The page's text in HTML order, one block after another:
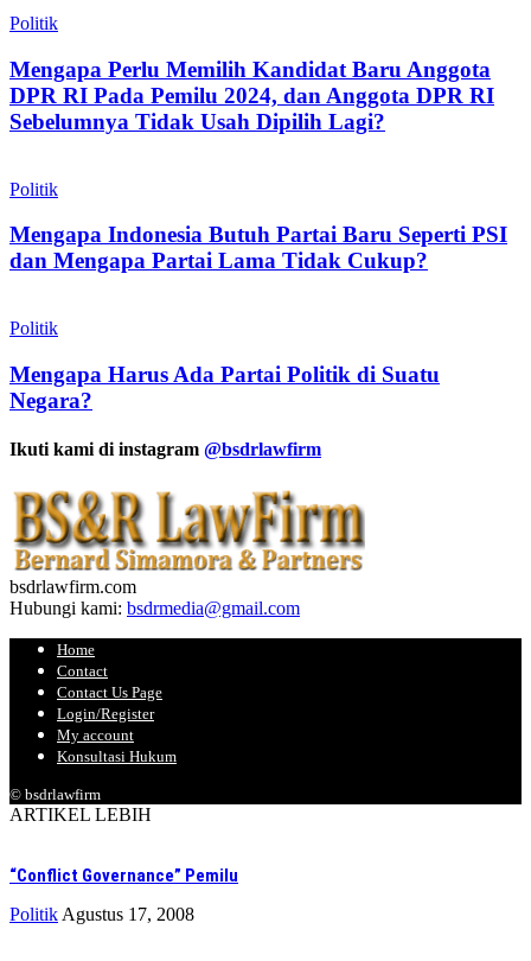
Politik
Mengapa Perlu Memilih Kandidat Baru Anggota
DPR RI Pada Pemilu 2024, dan Anggota DPR RI
Sebelumnya Tidak Usah Dipilih Lagi?
Politik
Mengapa Indonesia Butuh Partai Baru Seperti PSI
dan Mengapa Partai Lama Tidak Cukup?
Politik
Mengapa Harus Ada Partai Politik di Suatu
Negara?
Ikuti kami di instagram @bsdrlawfirm
bsdrlawfirm.com
Hubungi kami: bsdrmedia@gmail.com
Home
Contact
Contact Us Page
Login/Register
My account
Konsultasi Hukum
© bsdrlawfirm
ARTIKEL LEBIH
“Conflict Governance” Pemilu
Politik Agustus 17, 2008